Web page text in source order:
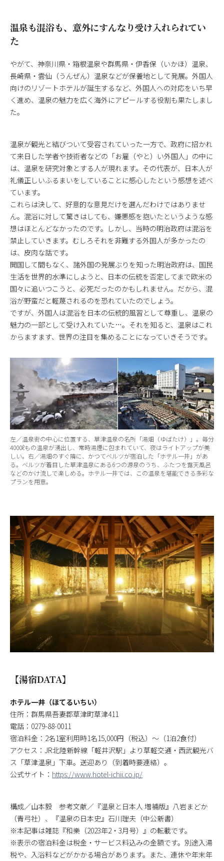
温泉も混浴も、意外にすんなり受け入れられてい
た
やがて、神奈川県・箱根温泉や群馬県・伊香保（いかほ）温泉、
長崎県・雲仙（うんぜん）温泉などが保養地として発展。外国人
向けのリゾートホテルが誕生するなど、外国人への対応をいち早
く進め、温泉の魅力を広く海外にアピールする役割も果たしまし
た。
温泉が観光と結びついて受容されていった一方で、政府に招かれ
て来日した学者や技術者などの「お雇（やと）い外国人」の中に
は、温泉を研究対象とする人が現れます。その代表が、日本人が
礼儀正しいふるまいをしていることに感心したという感想を述べ
ています。
これらは決して、好意的な意見だけを選んだわけではありませ
ん。混浴に対して驚きはしても、嫌悪感を抱いたというような感
想はほとんどなかったのです。しかし、当時の明治政府は混浴を
禁止していきます。むしろそれを非難する外国人が多かったの
は、皮肉な話です。
開国して間もなく、諸外国の発展ぶりを知った明治政府は、国民
生活を世界的水準にしようと、日本の伝統を否定してまで欧米の
国々に追いつこうと、必死だったのかもしれません。だから、混
浴が野蛮だと軽蔑されるのを恐れていたのでしょう。
ですが、外国人は混浴を日本の伝統的風習として尊重し、温泉の
魅力の一部として受け入れていた…。それを知ると、温泉はこれ
からますます、世界の注目を集めることになっていきそうです。
左／温泉街の中心に位置する、草津温泉の名所「湯畑（ゆばたけ）」。毎分
4000ℓもの温泉が湧出し、常時湯煙に包まれていて、夜はライトアップが美
しい。右／湯畑のすぐ隣に、かつてベルツが宿泊した「ホテル一井」があ
る。ベルツが着目した草津温泉にある6つの源泉のうち、ふたつを露天風呂
などのかけ流しで楽しめる。ホテル一井では、この温泉を堪能できる多彩な
プランを用意。
【湯宿DATA】
ホテル一井（ほてるいちい）
住所：群馬県吾妻郡草津町草津411
電話：0279-88-0011
宿泊料金：2名1室利用時1名15,000円（税込）～（1泊2食付）
アクセス：JR北陸新幹線「軽井沢駅」より草軽交通・西武観光バ
ス「草津温泉」下車。送迎あり（到着時要連絡）。
公式サイト： https://www.hotel-ichii.co.jp/
構成／山本毅 参考文献／『温泉と日本人 増補版』八岩まどか
（青弓社）、『温泉の日本史』石川理夫（中公新書）
※本記事は雑誌『和樂（2023年2・3月号）』の転載です。
※表示の宿泊料金は税金・サービス料込みの金額です。別途入湯
税や、入浴料などがかかる場合があります。また、連休や年末年